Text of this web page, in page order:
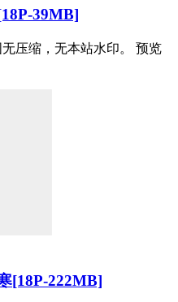
39MB]
压缩，无本站水印。 预览
[18P-222MB]